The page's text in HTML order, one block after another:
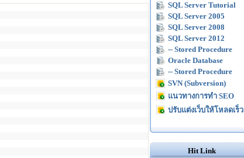
SQL Server Tutorial
SQL Server 2005
SQL Server 2008
SQL Server 2012
-- Stored Procedure
Oracle Database
-- Stored Procedure
SVN (Subversion)
แนวทางการทำ SEO
ปรับแต่งเว็บให้โหลดเร็ว
Hit Link